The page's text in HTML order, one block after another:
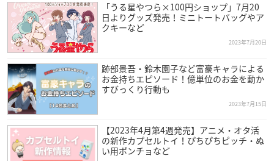
「うる星やつら×100円ショップ」7月20
日よりグッズ発売！ミニトートバッグやア
クキーなど
2023年7月20日
跡部景吾・鈴木園子など富豪キャラによる
お金持ちエピソード！億単位のお金を動か
すびっくり行動も
2023年7月15日
【2023年4月第4週発売】アニメ・オタ活
の新作カプセルトイ！ぴちぴちピッチ・ぬ
い用ポンチョなど